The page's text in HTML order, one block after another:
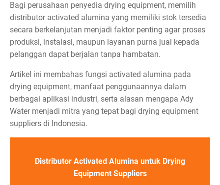
Bagi perusahaan penyedia drying equipment, memilih
distributor activated alumina yang memiliki stok tersedia
secara berkelanjutan menjadi faktor penting agar proses
produksi, instalasi, maupun layanan purna jual kepada
pelanggan dapat berjalan tanpa hambatan.
Artikel ini membahas fungsi activated alumina pada
drying equipment, manfaat penggunaannya dalam
berbagai aplikasi industri, serta alasan mengapa Ady
Water menjadi mitra yang tepat bagi drying equipment
suppliers di Indonesia.
Distributor Activated Alumina untuk Drying
Equipment Suppliers